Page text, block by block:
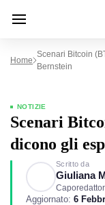
Home
Scenari Bitcoin
Bernstein
NOTIZIE
Scenari
dicono gli
Scritto da
Giuliana
Aggiornato: 6